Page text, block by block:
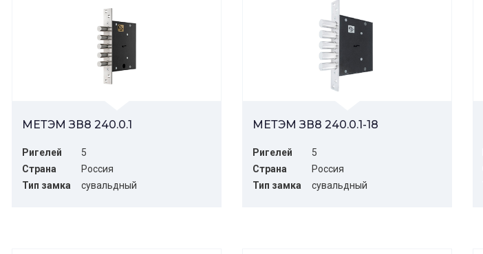
МЕТЭМ ЗВ8 240.0.1
Ригелей
5
Страна
Россия
Тип замка
сувальдный
МЕТЭМ ЗВ8 240.0.1-18
Ригелей
5
Страна
Россия
Тип замка
сувальдный